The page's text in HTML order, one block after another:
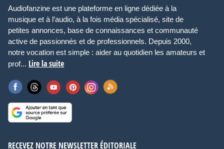
Audiofanzine est une plateforme en ligne dédiée à la
musique et à l’audio, à la fois média spécialisé, site de
petites annonces, base de connaissances et communauté
active de passionnés et de professionnels. Depuis 2000,
notre vocation est simple : aider au quotidien les amateurs et
prof... Lire la suite
RECEVEZ NOTRE NEWSLETTER ÉDITORIALE